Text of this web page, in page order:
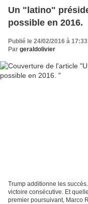
Un "latino"
possible en 2016.
Publié le 24/02/2016 à 17:33
Par geraldolivier
Trump additionne les
victoire consécutive. Et
premier poursuivant, Marco